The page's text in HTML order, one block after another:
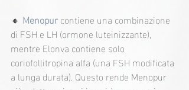
🔸 Menopurcontiene una combinazione
di FSH e LH (ormone luteinizzante),
mentre Elonva contiene solo
coriofollitropina alfa (una FSH modificata
a lunga durata). Questo rende Menopur